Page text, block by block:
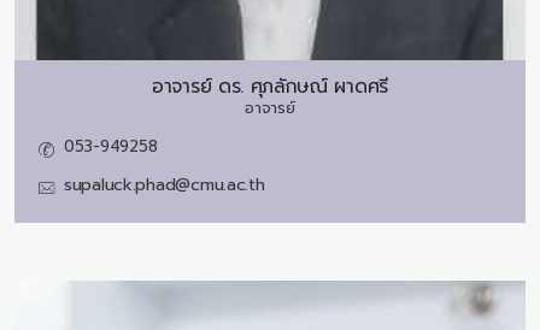
อาจารย์ ดร. ศุภลักษณ์ ผาดศรี
อาจารย์
053-949258
supaluck.phad@cmu.ac.th